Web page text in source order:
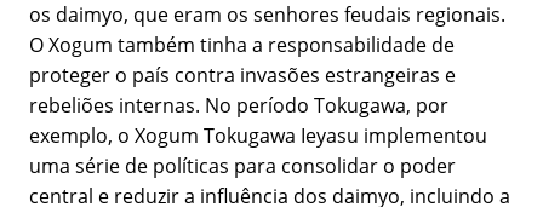
os daimyo, que eram os senhores feudais regionais.
O Xogum também tinha a responsabilidade de
proteger o país contra invasões estrangeiras e
rebeliões internas. No período Tokugawa, por
exemplo, o Xogum Tokugawa Ieyasu implementou
uma série de políticas para consolidar o poder
central e reduzir a influência dos daimyo, incluindo a